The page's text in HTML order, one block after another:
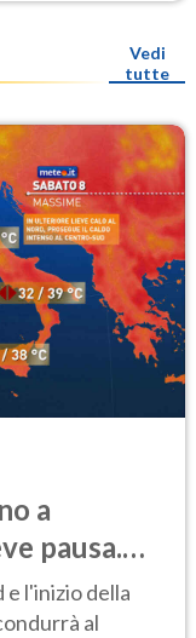
Vedi
tutte
a
pausa.
e l'inizio della
al